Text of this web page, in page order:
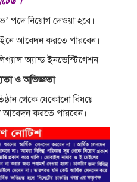
পদে নিয়োগ দেওয়া হবে।
আবেদন করতে পারবেন।
অ্যান্ড ইনভেস্টিগেশন।
ও অভিজ্ঞতা
থেকে যেকোনো বিষয়ে
আবেদন করতে পারবেন।